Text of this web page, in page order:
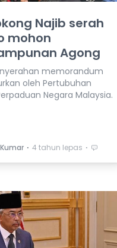
Najib serah
mohon
Agong
memorandum
oleh Pertubuhan
Negara Malaysia.
⋅ 4 tahun lepas ⋅